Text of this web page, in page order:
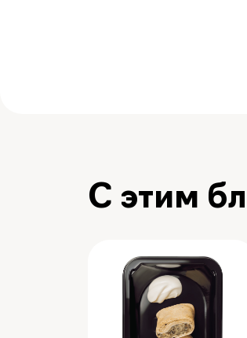
С этим